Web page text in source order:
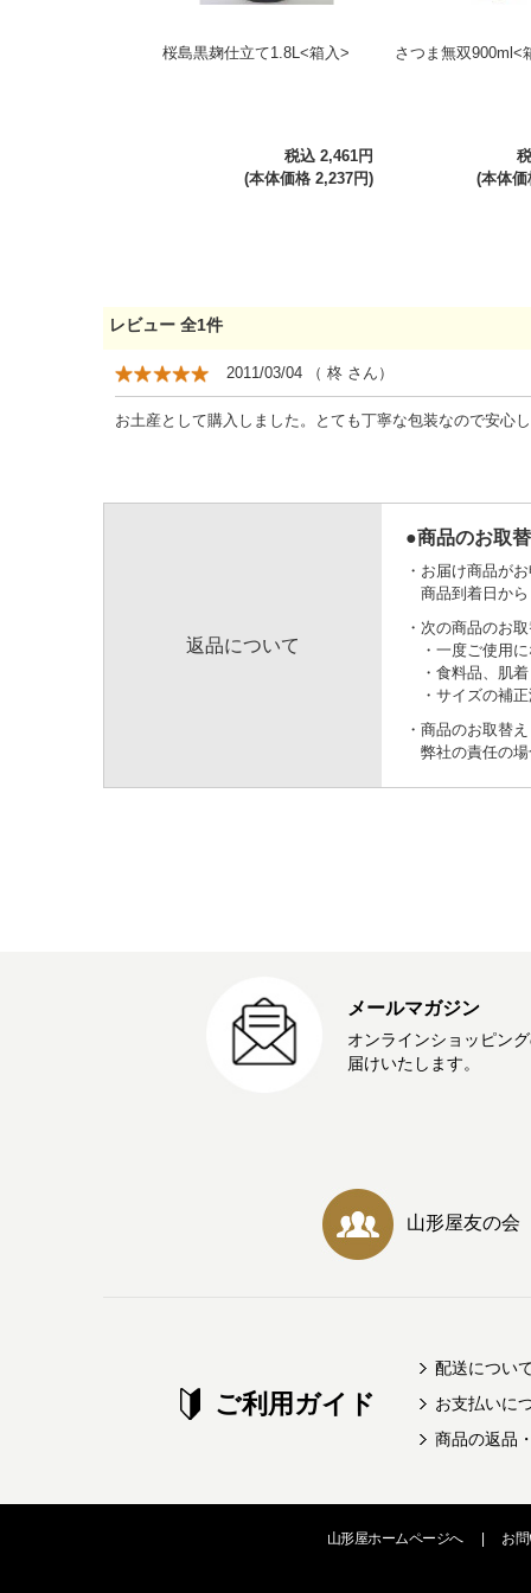
桜島黒麹仕立て1.8L<箱入>
税込 2,461円
(本体価格 2,237円)
さつま無双900ml<
(本体
レビュー 全1件
2011/03/04 （ 柊 さん）
お土産として購入しました。とても丁寧な包装なので安
返品について
●商品のお取
お届け商品が
商品到着日か
次の商品のお
一度ご使用
食料品、肌着
サイズの補
商品のお取替
弊社の責任の
メールマガジン
オンラインショッピン
届けいたします。
山形屋友の会
ご利用ガイド
配送につい
お支払いに
商品の返品
山形屋ホームページへ | お